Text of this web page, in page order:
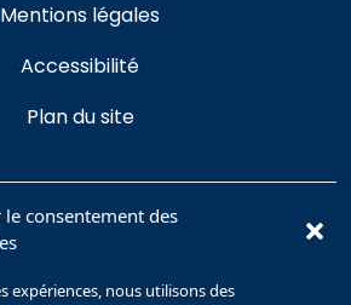
le consentement des
expériences, nous utilisons des
Mentions légales
Accessibilité
Plan du site